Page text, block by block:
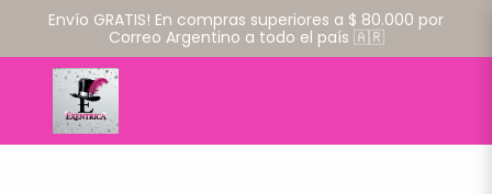
Envío GRATIS! En compras superiores a $ 80.000 por
Correo Argentino a todo el país 🇦🇷